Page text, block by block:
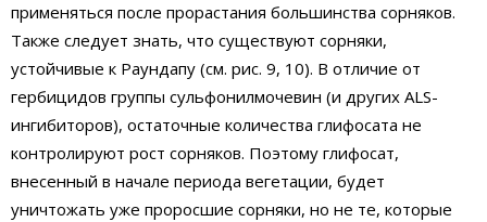
применяться после прорастания большинства сорняков.
Также следует знать, что существуют сорняки,
устойчивые к Раундапу (см. рис. 9, 10). В отличие от
гербицидов группы сульфонилмочевин (и других ALS-
ингибиторов), остаточные количества глифосата не
контролируют рост сорняков. Поэтому глифосат,
внесенный в начале периода вегетации, будет
уничтожать уже проросшие сорняки, но не те, которые